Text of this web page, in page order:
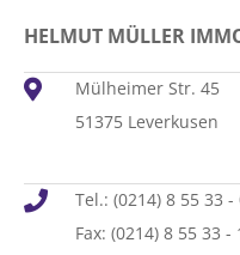
HELMUT MÜLLER
Mülheimer Str. 45
51375 Leverkusen
Tel.: (0214) 8 55 33 -
Fax: (0214) 8 55 33 -